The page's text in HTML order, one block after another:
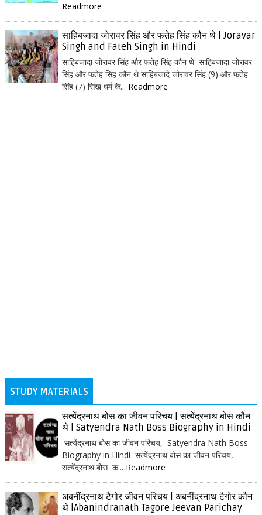
Readmore
साहिबजादा जोरावर सिंह और फतेह सिंह कौन थे | Joravar
Singh and Fateh Singh in Hindi
साहिबजादा जोरावर सिंह और फतेह सिंह कौन थे साहिबजादा जोरावर
सिंह और फतेह सिंह कौन थे साहिबजादे जोरावर सिंह (9) और फतेह
सिंह (7) सिख धर्म के... Readmore
STUDY MATERIALS
सत्येंद्रनाथ बोस का जीवन परिचय | सत्येंद्रनाथ बोस कौन
थे | Satyendra Nath Boss Biography in Hindi
सत्येंद्रनाथ बोस का जीवन परिचय, Satyendra Nath Boss
Biography in Hindi सत्येंद्रनाथ बोस का जीवन परिचय,
सत्येंद्रनाथ बोस क... Readmore
अबनींद्रनाथ टैगोर जीवन परिचय | अबनींद्रनाथ टैगोर कौन
थे |Abanindranath Tagore Jeevan Parichay